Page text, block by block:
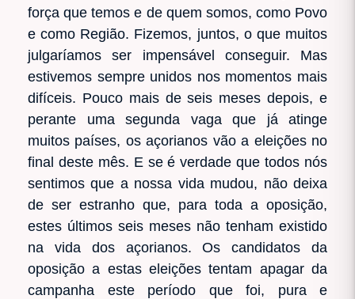
força que temos e de quem somos, como Povo
e como Região. Fizemos, juntos, o que muitos
julgaríamos ser impensável conseguir. Mas
estivemos sempre unidos nos momentos mais
difíceis. Pouco mais de seis meses depois, e
perante uma segunda vaga que já atinge
muitos países, os açorianos vão a eleições no
final deste mês. E se é verdade que todos nós
sentimos que a nossa vida mudou, não deixa
de ser estranho que, para toda a oposição,
estes últimos seis meses não tenham existido
na vida dos açorianos. Os candidatos da
oposição a estas eleições tentam apagar da
campanha este período que foi, pura e